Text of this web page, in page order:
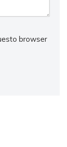
browser